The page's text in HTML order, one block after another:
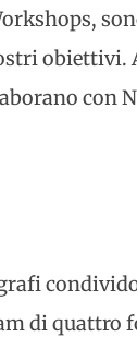
obiettivi.
con
di